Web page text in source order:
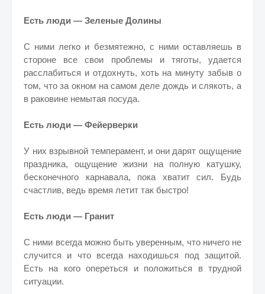
Есть люди — Зеленые Долины
С ними легко и безмятежно, с ними оставляешь в
стороне все свои проблемы и тяготы, удается
расслабиться и отдохнуть, хоть на минуту забыв о
том, что за окном на самом деле дождь и слякоть, а
в раковине немытая посуда.
Есть люди — Фейерверки
У них взрывной темперамент, и они дарят ощущение
праздника, ощущение жизни на полную катушку,
бесконечного карнавала, пока хватит сил. Будь
счастлив, ведь время летит так быстро!
Есть люди — Гранит
С ними всегда можно быть уверенным, что ничего не
случится и что всегда находишься под защитой.
Есть на кого опереться и положиться в трудной
ситуации.